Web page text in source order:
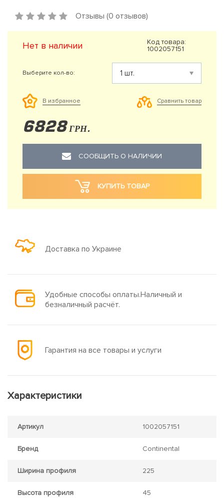
Отзывы (0 отзывов)
Нет в наличии
Код товара:
1002057151
Выберите кол-во:
В избранное Сравнить товар
6828 ГРН.
СООБЩИТЬ О НАЛИЧИИ
КУПИТЬ ТОВАР
Доставка по Украине
Удобные способы оплаты.Наличный и
безналичный расчёт.
Гарантия на все товары и услуги
Характеристики
Артикул 1002057151
Бренд Continental
Ширина профиля 225
Высота профиля 45